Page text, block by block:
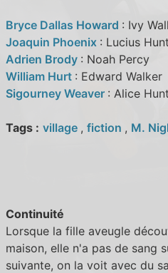
Bryce Dallas Howard : Ivy
Joaquin Phoenix : Lucius Hunt
Adrien Brody : Noah Percy
William Hurt : Edward Walker
Sigourney Weaver : Alice Hunt
Tags : village , fiction , M.
Continuité
Lorsque la fille aveugle
maison, elle n'a pas de sang
suivante, on la voit avec du